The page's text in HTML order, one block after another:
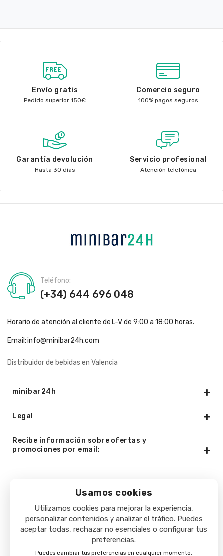
Usamos cookies
Utilizamos cookies para mejorar la experiencia,
personalizar contenidos y analizar el tráfico. Puedes
aceptar todas, rechazar no esenciales o configurar tus
preferencias.
Puedes cambiar tus preferencias en cualquier momento.
Envío gratis
Pedido superior 150€
Comercio seguro
100% pagos seguros
Garantía devolución
Hasta 30 días
Servicio profesional
Atención telefónica
Teléfono:
(+34) 644 696 048
Horario de atención al cliente de L-V de 9:00 a 18:00 horas.
Email:info@minibar24h.com
Distribuidor de bebidas en Valencia
minibar24h
Legal
Recibe información sobre ofertas y
promociones por email:
reservados.